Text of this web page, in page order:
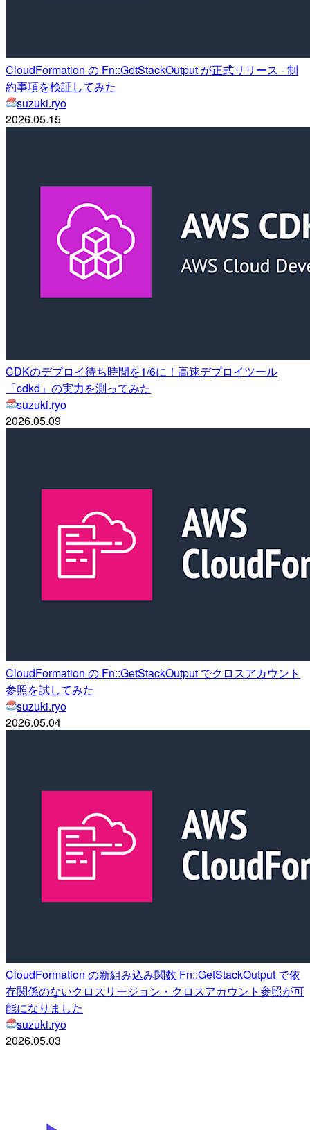
CloudFormation の Fn::GetStackOutput が正式リリース - 制
約事項を検証してみた
suzuki.ryo
2026.05.15
CDKのデプロイ待ち時間を1/6に！高速デプロイツール
「cdkd」の実力を測ってみた
suzuki.ryo
2026.05.09
CloudFormation の Fn::GetStackOutput でクロスアカウント
参照を試してみた
suzuki.ryo
2026.05.04
CloudFormation の新組み込み関数 Fn::GetStackOutput で依
存関係のないクロスリージョン・クロスアカウント参照が可
能になりました
suzuki.ryo
2026.05.03